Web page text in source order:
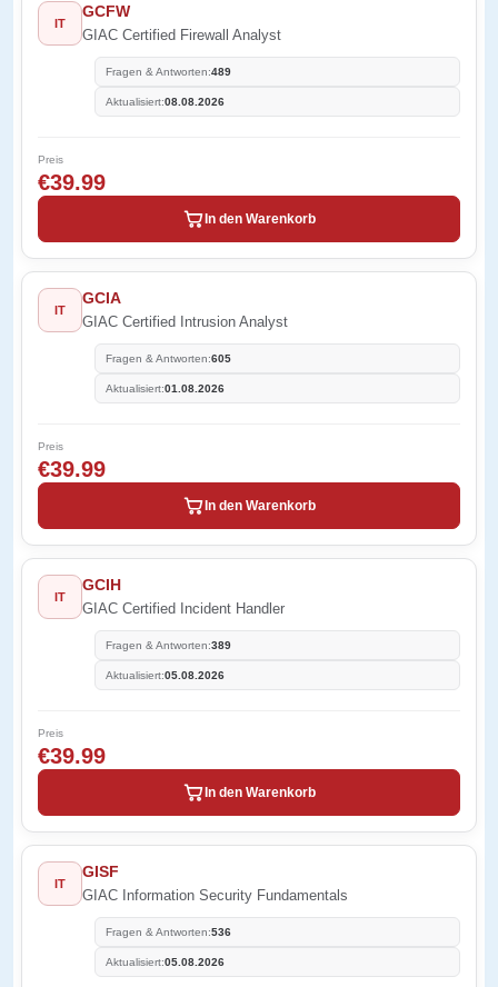
IT
GCFW
GIAC Certified Firewall Analyst
Fragen & Antworten:489
Aktualisiert:08.08.2026
Preis
€39.99
In den Warenkorb
IT
GCIA
GIAC Certified Intrusion Analyst
Fragen & Antworten:605
Aktualisiert:01.08.2026
Preis
€39.99
In den Warenkorb
IT
GCIH
GIAC Certified Incident Handler
Fragen & Antworten:389
Aktualisiert:05.08.2026
Preis
€39.99
In den Warenkorb
IT
GISF
GIAC Information Security Fundamentals
Fragen & Antworten:536
Aktualisiert:05.08.2026